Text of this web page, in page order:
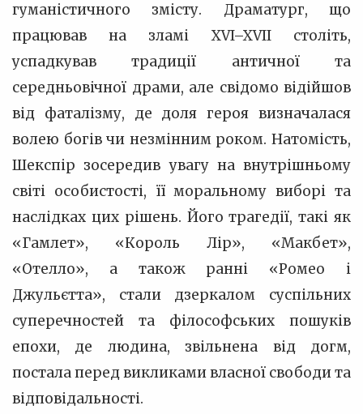
гуманістичного змісту. Драматург, що
працював на зламі XVI–XVII століть,
успадкував традиції античної та
середньовічної драми, але свідомо відійшов
від фаталізму, де доля героя визначалася
волею богів чи незмінним роком. Натомість,
Шекспір зосередив увагу на внутрішньому
світі особистості, її моральному виборі та
наслідках цих рішень. Його трагедії, такі як
«Гамлет», «Король Лір», «Макбет»,
«Отелло», а також ранні «Ромео і
Джульєтта», стали дзеркалом суспільних
суперечностей та філософських пошуків
епохи, де людина, звільнена від догм,
постала перед викликами власної свободи та
відповідальності.